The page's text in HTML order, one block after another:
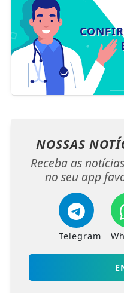
NOSSAS
Receba as
no seu app
Telegram